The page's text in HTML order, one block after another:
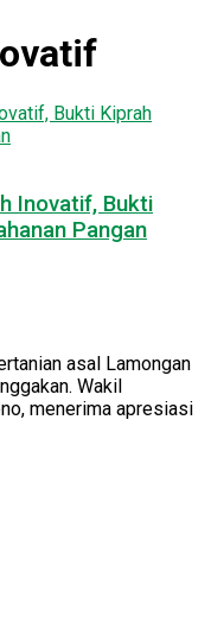
Inovatif, Bukti
Pangan
asal Lamongan
Wakil
menerima apresiasi